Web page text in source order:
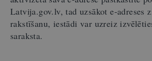
Latvija.gov.lv, tad uzsākot e-adreses
rakstīšanu, iestādi var uzreiz
saraksta.